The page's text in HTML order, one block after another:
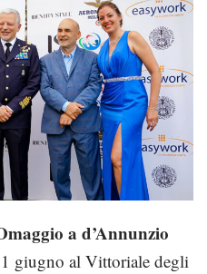
a d’Annunzio
giugno al Vittoriale degli